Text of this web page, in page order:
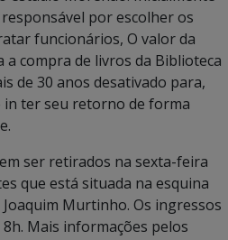
por escolher os
funcionários, O valor da
compra de livros da Biblioteca
de 30 anos desativado para,
in ter seu retorno de forma
ser retirados na sexta-feira
que está situada na esquina
Murtinho. Os ingressos
Mais informações pelos